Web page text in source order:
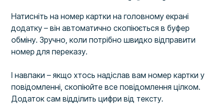
Натисніть на номер картки на головному екрані
додатку – він автоматично скопіюється в буфер
обміну. Зручно, коли потрібно швидко відправити
номер для переказу.
І навпаки – якщо хтось надіслав вам номер картки у
повідомленні, скопіюйте все повідомлення цілком.
Додаток сам відділить цифри від тексту.